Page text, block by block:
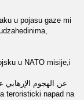
u pojasu gaze mi
u NATO misije,i
عن الهجوم الإرهابي